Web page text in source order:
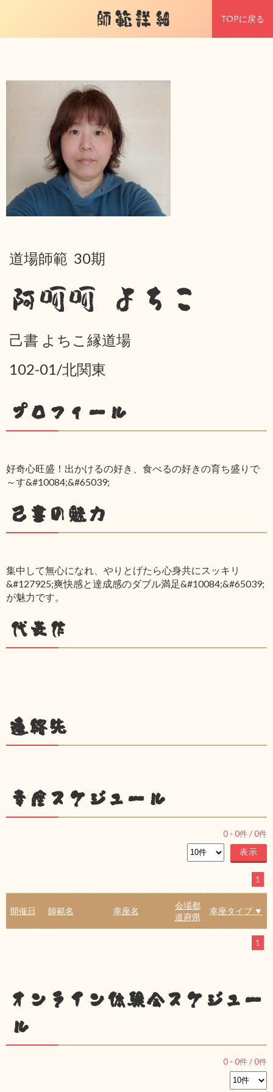
師範詳細 TOPに戻る
道場師範 30期
阿呵呵 よちこ
己書 よちこ縁道場
102-01/北関東
プロフィール
好奇心旺盛！出かけるの好き、食べるの好きの育ち盛りで
～す&#10084;&#65039;
己書の魅力
集中して無心になれ、やりとげたら心身共にスッキリ
&#127925;爽快感と達成感のダブル満足&#10084;&#65039;
が魅力です。
代表作
連絡先
幸座スケジュール
0 - 0件 /0件
1
開催日 師範名 幸座名
会場都
道府県
幸座タイプ ▼
1
オンライン体験会スケジュー
ル
0 - 0件 /0件